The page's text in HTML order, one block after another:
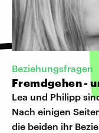
Beziehungsfragen
Fremdgehen -
Lea und Philipp
Nach einigen
die beiden ihr